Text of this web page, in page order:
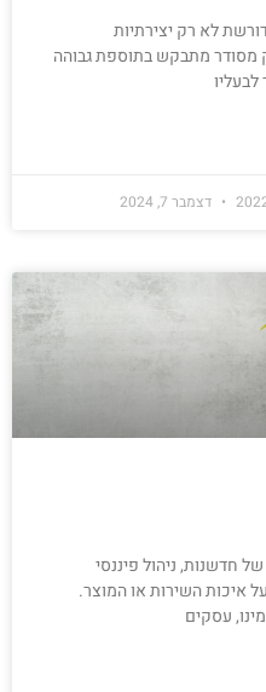
לא רק יצירתיות
מסודר מתבקש בתוספת גבוהה
דצמבר 7, 2024
חדשנות, ניהול פיננסי
איכות השירות או המוצר.
עסקים